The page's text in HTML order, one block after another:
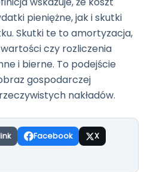
pieniężne, jak i skutki
Skutki te to amortyzacja,
czy rozliczenia
i bierne. To podejście
gospodarczej
nakładów.
Facebook
X